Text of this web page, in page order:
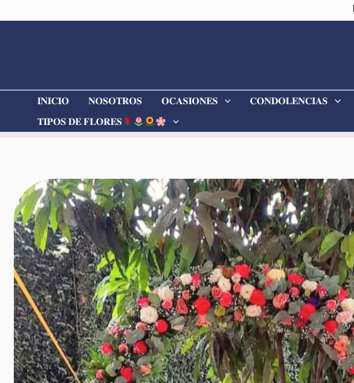
𝐈𝐍𝐈𝐂𝐈𝐎 𝐍𝐎𝐒𝐎𝐓𝐑𝐎𝐒 𝐎𝐂𝐀𝐒𝐈𝐎𝐍𝐄𝐒 𝐂𝐎𝐍𝐃𝐎𝐋𝐄𝐍𝐂𝐈𝐀𝐒
𝐓𝐈𝐏𝐎𝐒 𝐃𝐄 𝐅𝐋𝐎𝐑𝐄𝐒